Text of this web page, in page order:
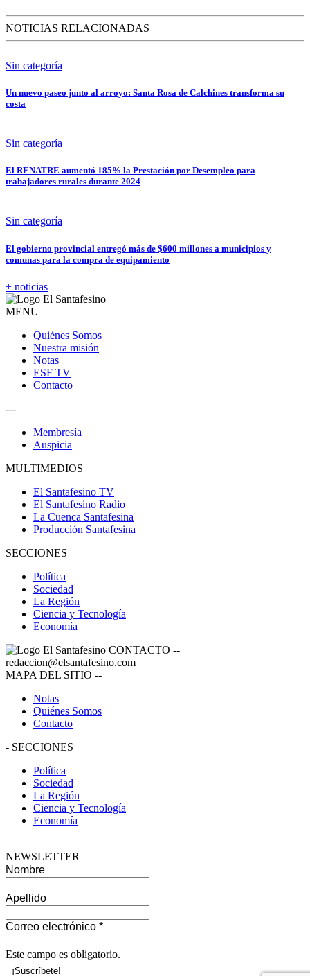
NOTICIAS RELACIONADAS
Sin categoría
Un nuevo paseo junto al arroyo: Santa Rosa de Calchines transforma su
costa
Sin categoría
El RENATRE aumentó 185% la Prestación por Desempleo para
trabajadores rurales durante 2024
Sin categoría
El gobierno provincial entregó más de $600 millones a municipios y
comunas para la compra de equipamiento
+ noticias
MENU
Quiénes Somos
Nuestra misión
Notas
ESF TV
Contacto
---
Membresía
Auspicia
MULTIMEDIOS
El Santafesino TV
El Santafesino Radio
La Cuenca Santafesina
Producción Santafesina
SECCIONES
Política
Sociedad
La Región
Ciencia y Tecnología
Economía
CONTACTO --
redaccion@elsantafesino.com
MAPA DEL SITIO --
Notas
Quiénes Somos
Contacto
- SECCIONES
Política
Sociedad
La Región
Ciencia y Tecnología
Economía
NEWSLETTER
Nombre
Apellido
Correo electrónico *
Este campo es obligatorio.